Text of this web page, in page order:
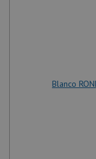
Blanco